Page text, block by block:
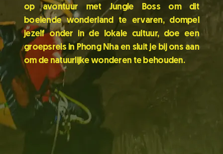
op avontuur met Jungle Boss om dit
boeiende wonderland te ervaren, dompel
jezelf onder in de lokale cultuur, doe een
groepsreis in Phong Nha en sluit je bij ons aan
om de natuurlijke wonderen te behouden.